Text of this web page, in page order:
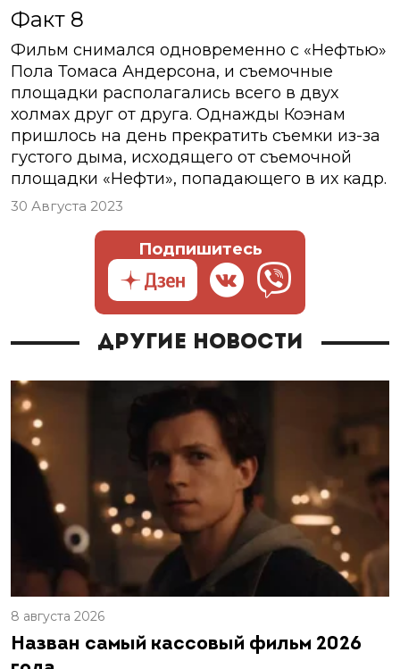
Факт 8
Фильм снимался одновременно с «Нефтью»
Пола Томаса Андерсона, и съемочные
площадки располагались всего в двух
холмах друг от друга. Однажды Коэнам
пришлось на день прекратить съемки из-за
густого дыма, исходящего от съемочной
площадки «Нефти», попадающего в их кадр.
30 Августа 2023
Подпишитесь
Другие новости
8 августа 2026
Назван самый кассовый фильм 2026